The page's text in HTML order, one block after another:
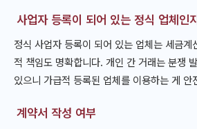
사업자 등록이 되어 있는 정식 업체인
정식 사업자 등록이 되어 있는 업체는 세금계
적 책임도 명확합니다. 개인 간 거래는 분쟁
있으니 가급적 등록된 업체를 이용하는 게 안
계약서 작성 여부